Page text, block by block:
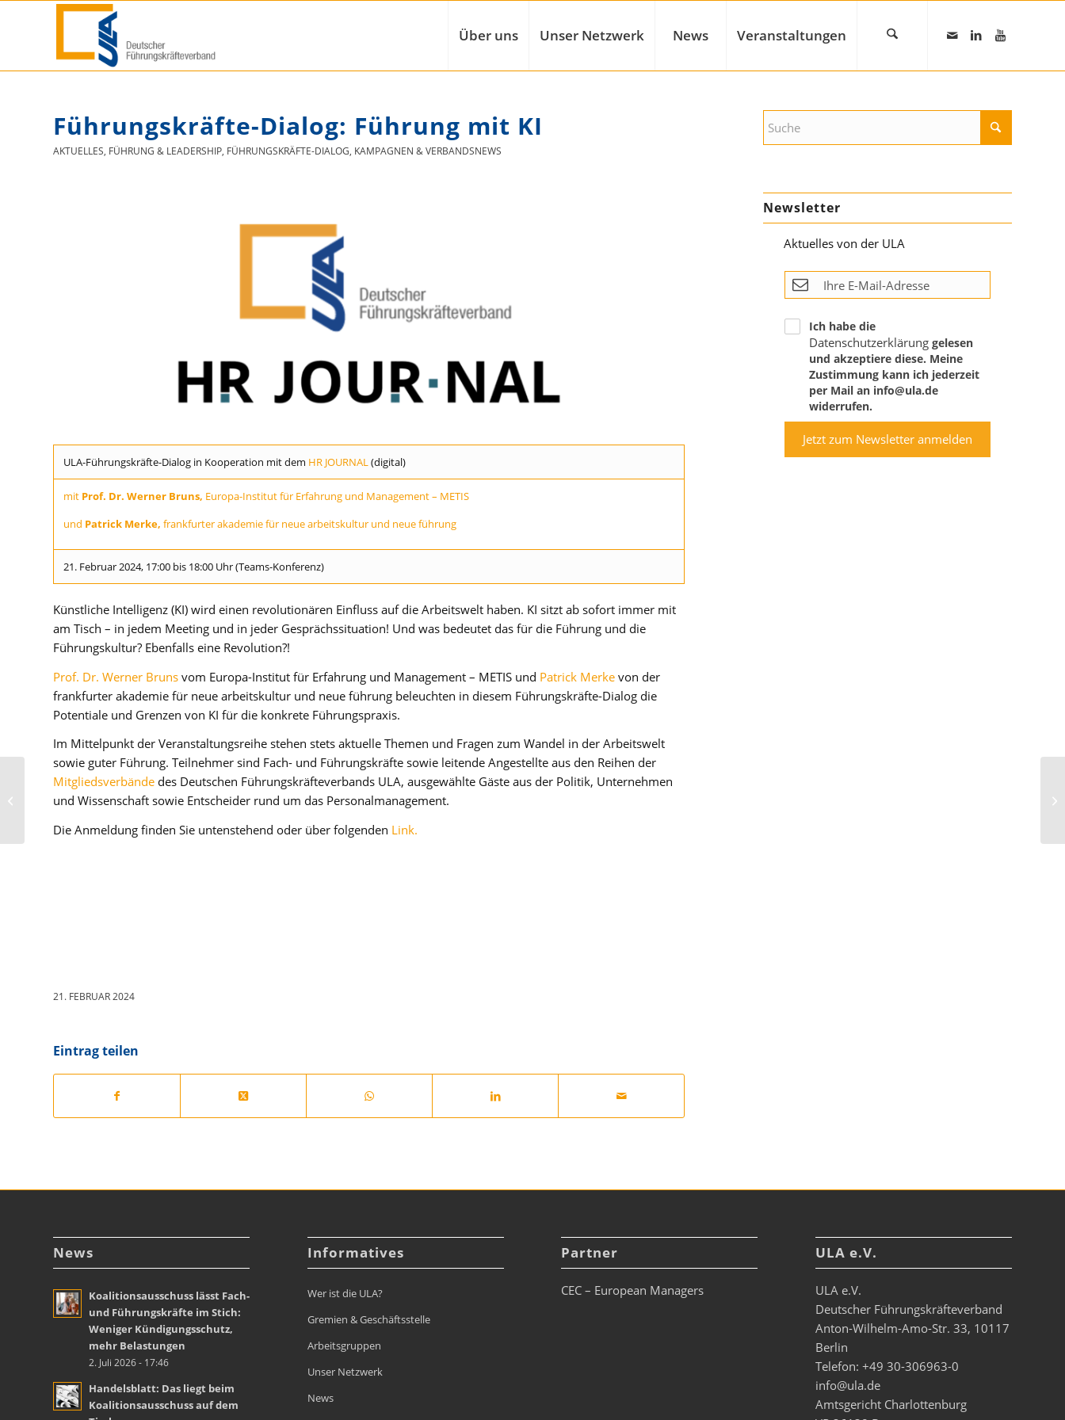
Über uns Unser Netzwerk News Veranstaltungen
Führungskräfte-Dialog: Führung mit KI
AKTUELLES, FÜHRUNG & LEADERSHIP, FÜHRUNGSKRÄFTE-DIALOG, KAMPAGNEN & VERBANDSNEWS
ULA-Führungskräfte-Dialog in Kooperation mit dem HR JOURNAL(digital)
mit Prof. Dr. Werner Bruns, Europa-Institut für Erfahrung und Management – METIS
und Patrick Merke, frankfurterakademiefür neuearbeitskultur und neueführung
21. Februar 2024, 17:00 bis 18:00 Uhr (Teams-Konferenz)
Künstliche Intelligenz (KI) wird einen revolutionären Einfluss auf die Arbeitswelt haben. KI sitzt ab sofort immer mit
am Tisch – in jedem Meeting und in jeder Gesprächssituation! Und was bedeutet das für die Führung und die
Führungskultur? Ebenfalls eine Revolution?!
Prof. Dr. Werner Bruns vom Europa-Institut für Erfahrung und Management – METIS und Patrick Merke von der
frankfurter akademie für neue arbeitskultur und neue führung beleuchten in diesem Führungskräfte-Dialog die
Potentiale und Grenzen von KI für die konkrete Führungspraxis.
Im Mittelpunkt der Veranstaltungsreihe stehen stets aktuelle Themen und Fragen zum Wandel in der Arbeitswelt
sowie guter Führung. Teilnehmer sind Fach- und Führungskräfte sowie leitende Angestellte aus den Reihen der
Mitgliedsverbände des Deutschen Führungskräfteverbands ULA, ausgewählte Gäste aus der Politik, Unternehmen
und Wissenschaft sowie Entscheider rund um das Personalmanagement.
Die Anmeldung finden Sie untenstehend oder über folgenden Link.
21. FEBRUAR 2024
Eintrag teilen
Newsletter
Jetzt zum Newsletter anmelden
Aktuelles von der ULA
Ich habe die
Datenschutzerklärunggelesen
und akzeptiere diese. Meine
Zustimmung kann ich jederzeit
per Mail an info@ula.de
widerrufen.
News
Koalitionsausschuss lässt Fach-
und Führungskräfte im Stich:
Weniger Kündigungsschutz,
mehr Belastungen
2. Juli 2026 - 17:46
Handelsblatt: Das liegt beim
Koalitionsausschuss auf dem
Informatives
Wer ist die ULA?
Gremien & Geschäftsstelle
Arbeitsgruppen
Unser Netzwerk
News
Partner
CEC – European Managers
ULA e.V.
ULA e.V.
Deutscher Führungskräfteverband
Anton-Wilhelm-Amo-Str. 33, 10117
Berlin
Telefon: +49 30-306963-0
info@ula.de
Amtsgericht Charlottenburg
Handelsblatt:
Pflegegipfel diskutiert
Zukunft der
Pflegeversicherung –...